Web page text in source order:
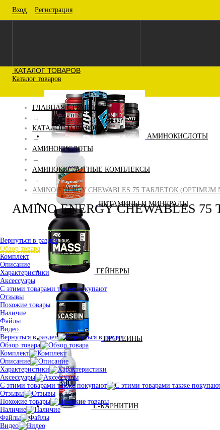
Вход Регистрация
КАТАЛОГ ТОВАРОВ
Каталог товаров
АМИНОКИСЛОТЫ
ВИТАМИНЫ И МИНЕРАЛЫ
ГЕЙНЕРЫ
ПРОТЕИНЫ
L-КАРНИТИН
ГЛАВНАЯ СТРАНИЦА
→
КАТАЛОГ ТОВАРОВ
→
АМИНОКИСЛОТЫ
→
АМИНОКИСЛОТНЫЕ КОМПЛЕКСЫ
→
AMINO ENERGY CHEWABLES 75 ТАБЛЕТОК (OPTIMUM
AMINO ENERGY CHEWABLES
Вернуться в раздел
Обзор товара
Комплект
Описание
Характеристики
Аксессуары
С этими товарами также покупают
Отзывы
Похожие товары
Наличие
Файлы
Видео
Вернуться в раздел
Обзор товара
Комплект
Описание
Характеристики
Аксессуары
С этими товарами также покупают
Отзывы
Похожие товары
Наличие
Файлы
Видео